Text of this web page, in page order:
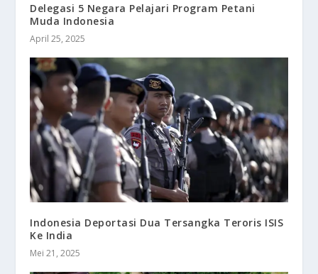
​Delegasi 5 Negara Pelajari Program Petani
Muda Indonesia
April 25, 2025
Indonesia Deportasi Dua Tersangka Teroris ISIS
Ke India
Mei 21, 2025